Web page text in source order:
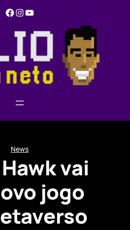
Facebook Instagram YouTube
News
vai
jogo